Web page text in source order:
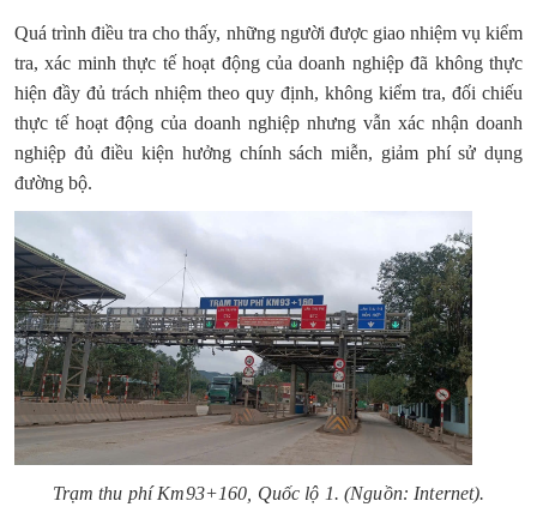
Quá trình điều tra cho thấy, những người được giao nhiệm vụ kiểm
tra, xác minh thực tế hoạt động của doanh nghiệp đã không thực
hiện đầy đủ trách nhiệm theo quy định, không kiểm tra, đối chiếu
thực tế hoạt động của doanh nghiệp nhưng vẫn xác nhận doanh
nghiệp đủ điều kiện hưởng chính sách miễn, giảm phí sử dụng
đường bộ.
Trạm thu phí Km93+160, Quốc lộ 1. (Nguồn: Internet).